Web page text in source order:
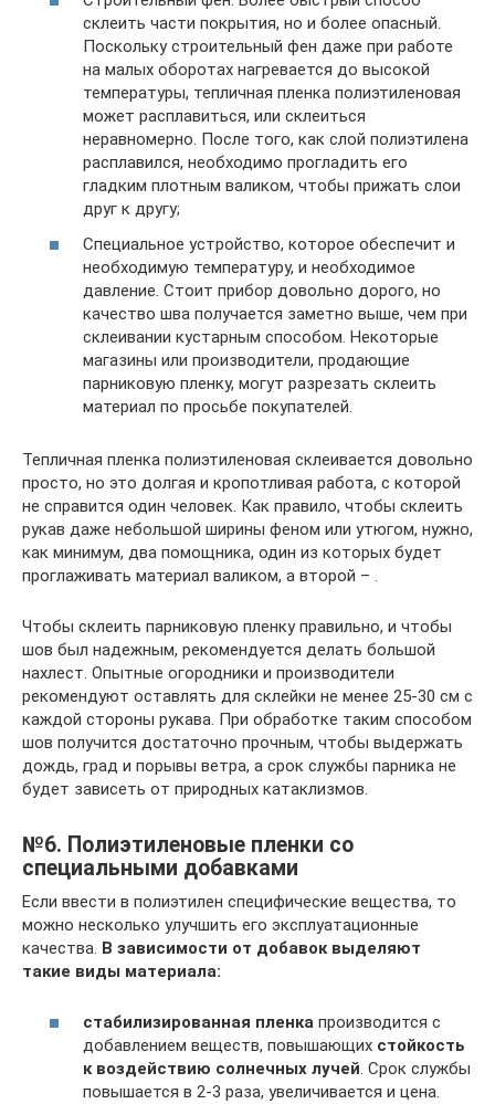
склеить части покрытия, но и более опасный.
Поскольку строительный фен даже при работе
на малых оборотах нагревается до высокой
температуры, тепличная пленка полиэтиленовая
может расплавиться, или склеиться
неравномерно. После того, как слой полиэтилена
расплавился, необходимо прогладить его
гладким плотным валиком, чтобы прижать слои
друг к другу;
Специальное устройство, которое обеспечит и
необходимую температуру, и необходимое
давление. Стоит прибор довольно дорого, но
качество шва получается заметно выше, чем при
склеивании кустарным способом. Некоторые
магазины или производители, продающие
парниковую пленку, могут разрезать склеить
материал по просьбе покупателей.
Тепличная пленка полиэтиленовая склеивается довольно
просто, но это долгая и кропотливая работа, с которой
не справится один человек. Как правило, чтобы склеить
рукав даже небольшой ширины феном или утюгом, нужно,
как минимум, два помощника, один из которых будет
проглаживать материал валиком, а второй – .
Чтобы склеить парниковую пленку правильно, и чтобы
шов был надежным, рекомендуется делать большой
нахлест. Опытные огородники и производители
рекомендуют оставлять для склейки не менее 25-30 см с
каждой стороны рукава. При обработке таким способом
шов получится достаточно прочным, чтобы выдержать
дождь, град и порывы ветра, а срок службы парника не
будет зависеть от природных катаклизмов.
№6. Полиэтиленовые пленки со
специальными добавками
Если ввести в полиэтилен специфические вещества, то
можно несколько улучшить его эксплуатационные
качества. В зависимости от добавок выделяют
такие виды материала:
стабилизированная пленка производится с
добавлением веществ, повышающих стойкость
к воздействию солнечных лучей. Срок службы
повышается в 2-3 раза, увеличивается и цена.